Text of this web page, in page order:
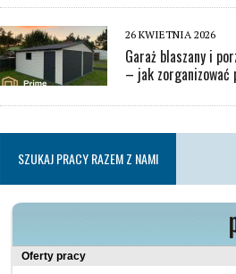
26 KWIETNIA 2026
Garaż blaszany i
– jak zorganizować
SZUKAJ PRACY RAZEM Z NAMI